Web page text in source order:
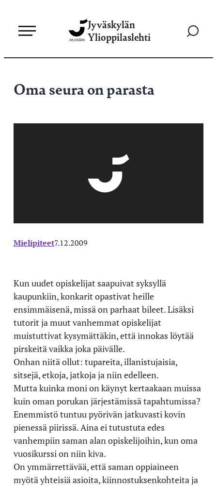
sisältöön
Jyväskylän
Ylioppilaslehti
Siirry
Oma seura on parasta
Mielipiteet7.12.2009
Kun uudet opiskelijat saapuivat syksyllä
kaupunkiin, konkarit opastivat heille
ensimmäisenä, missä on parhaat bileet. Lisäksi
tutorit ja muut vanhemmat opiskelijat
muistuttivat kysymättäkin, että innokas löytää
pirskeitä vaikka joka päivälle.
Onhan niitä ollut: tupareita, illanistujaisia,
sitsejä, etkoja, jatkoja ja niin edelleen.
Mutta kuinka moni on käynyt kertaakaan muissa
kuin oman porukan järjestämissä tapahtumissa?
Enemmistö tuntuu pyörivän jatkuvasti kovin
pienessä piirissä. Aina ei tutustuta edes
vanhempiin saman alan opiskelijoihin, kun oma
vuosikurssi on niin kiva.
On ymmärrettävää, että saman oppiaineen
myötä yhteisiä asioita, kiinnostuksenkohteita ja